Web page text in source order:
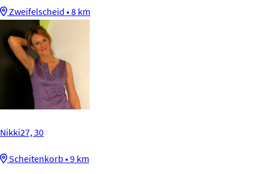
Zweifelscheid • 8 km
Nikki27, 30
Scheitenkorb • 9 km